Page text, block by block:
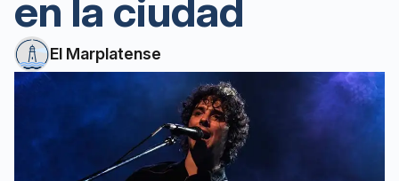
en la ciudad
El Marplatense